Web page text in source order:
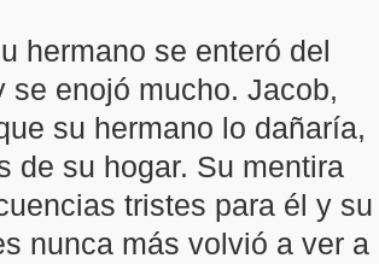
hermano se enteró del
se enojó mucho. Jacob,
su hermano lo dañaría,
de su hogar. Su mentira
tristes para él y su
nunca más volvió a ver a